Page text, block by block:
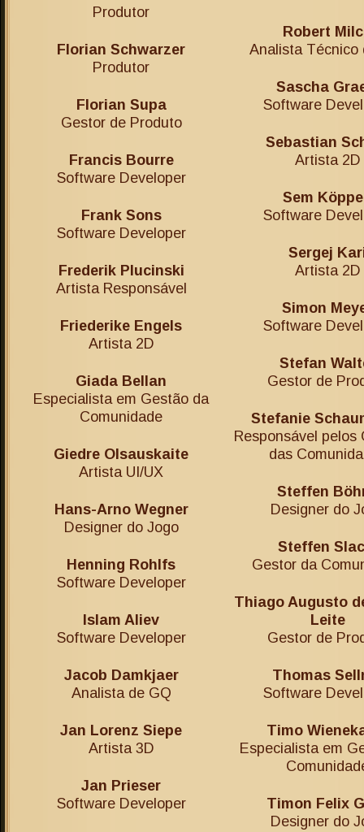
Produtor
Florian Schwarzer
Produtor
Florian Supa
Gestor de Produto
Francis Bourre
Software Developer
Frank Sons
Software Developer
Frederik Plucinski
Artista Responsável
Friederike Engels
Artista 2D
Giada Bellan
Especialista em Gestão da
Comunidade
Giedre Olsauskaite
Artista UI/UX
Hans-Arno Wegner
Designer do Jogo
Henning Rohlfs
Software Developer
Islam Aliev
Software Developer
Jacob Damkjaer
Analista de GQ
Jan Lorenz Siepe
Artista 3D
Jan Prieser
Software Developer
Robert
Analista Técnico
Sascha
Software
Sebastian
Artista 2D
Sem
Software
Sergej
Artista 2D
Simon
Software
Stefan
Gestor de
Stefanie
Responsável pelos
das
Steffen
Designer do
Steffen
Gestor da
Thiago Augusto
Leite
Gestor de
Thomas
Software
Timo
Especialista em
Timon Felix
Designer do